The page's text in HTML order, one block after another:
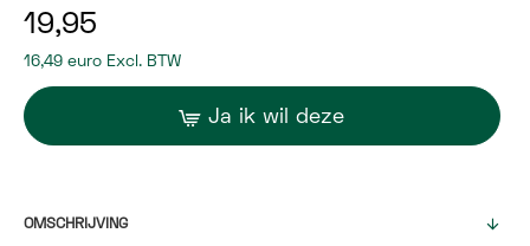
19,95
16,49 euro Excl. BTW
Ja ik wil deze
OMSCHRIJVING